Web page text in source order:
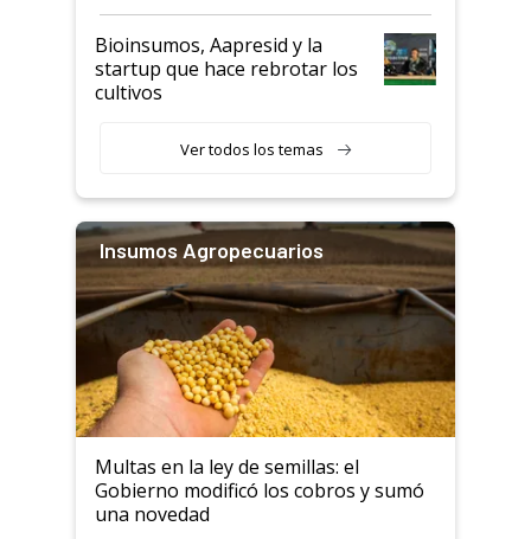
Bioinsumos, Aapresid y la
startup que hace rebrotar los
cultivos
Ver todos los temas
Insumos Agropecuarios
Multas en la ley de semillas: el
Gobierno modificó los cobros y sumó
una novedad